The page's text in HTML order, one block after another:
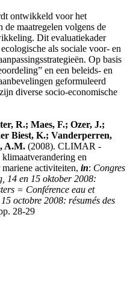
ontwikkeld voor het
de maatregelen volgens de
Dit evaluatiekader
als sociale voor- en
Op basis
en een beleids- en
geformuleerd
diverse socio-economische
R.; Maes, F.; Ozer, J.;
Biest, K.; Vanderperren,
A.M. (2008). CLIMAR -
en
mariene activiteiten, in: Congres
14 en 15 oktober 2008:
= Conférence eau et
octobre 2008: résumés des
28-29